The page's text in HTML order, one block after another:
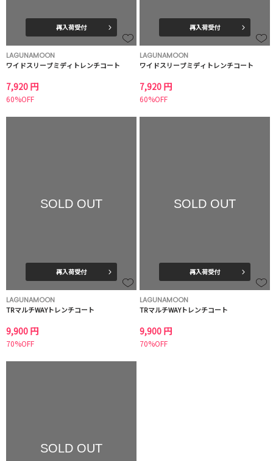
再入荷受付
LAGUNAMOON
ワイドスリーブミディトレンチコート
7,920 円
60%OFF
再入荷受付
LAGUNAMOON
ワイドスリーブミディトレンチコート
7,920 円
60%OFF
SOLD OUT
再入荷受付
LAGUNAMOON
TRマルチWAYトレンチコート
9,900 円
70%OFF
SOLD OUT
再入荷受付
LAGUNAMOON
TRマルチWAYトレンチコート
9,900 円
70%OFF
SOLD OUT